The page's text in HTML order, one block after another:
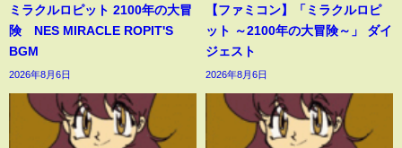
ミラクルロピット 2100年の大冒
険 NES MIRACLE ROPIT'S
BGM
2026年8月6日
【ファミコン】「ミラクルロピ
ット ～2100年の大冒険～」 ダイ
ジェスト
2026年8月6日